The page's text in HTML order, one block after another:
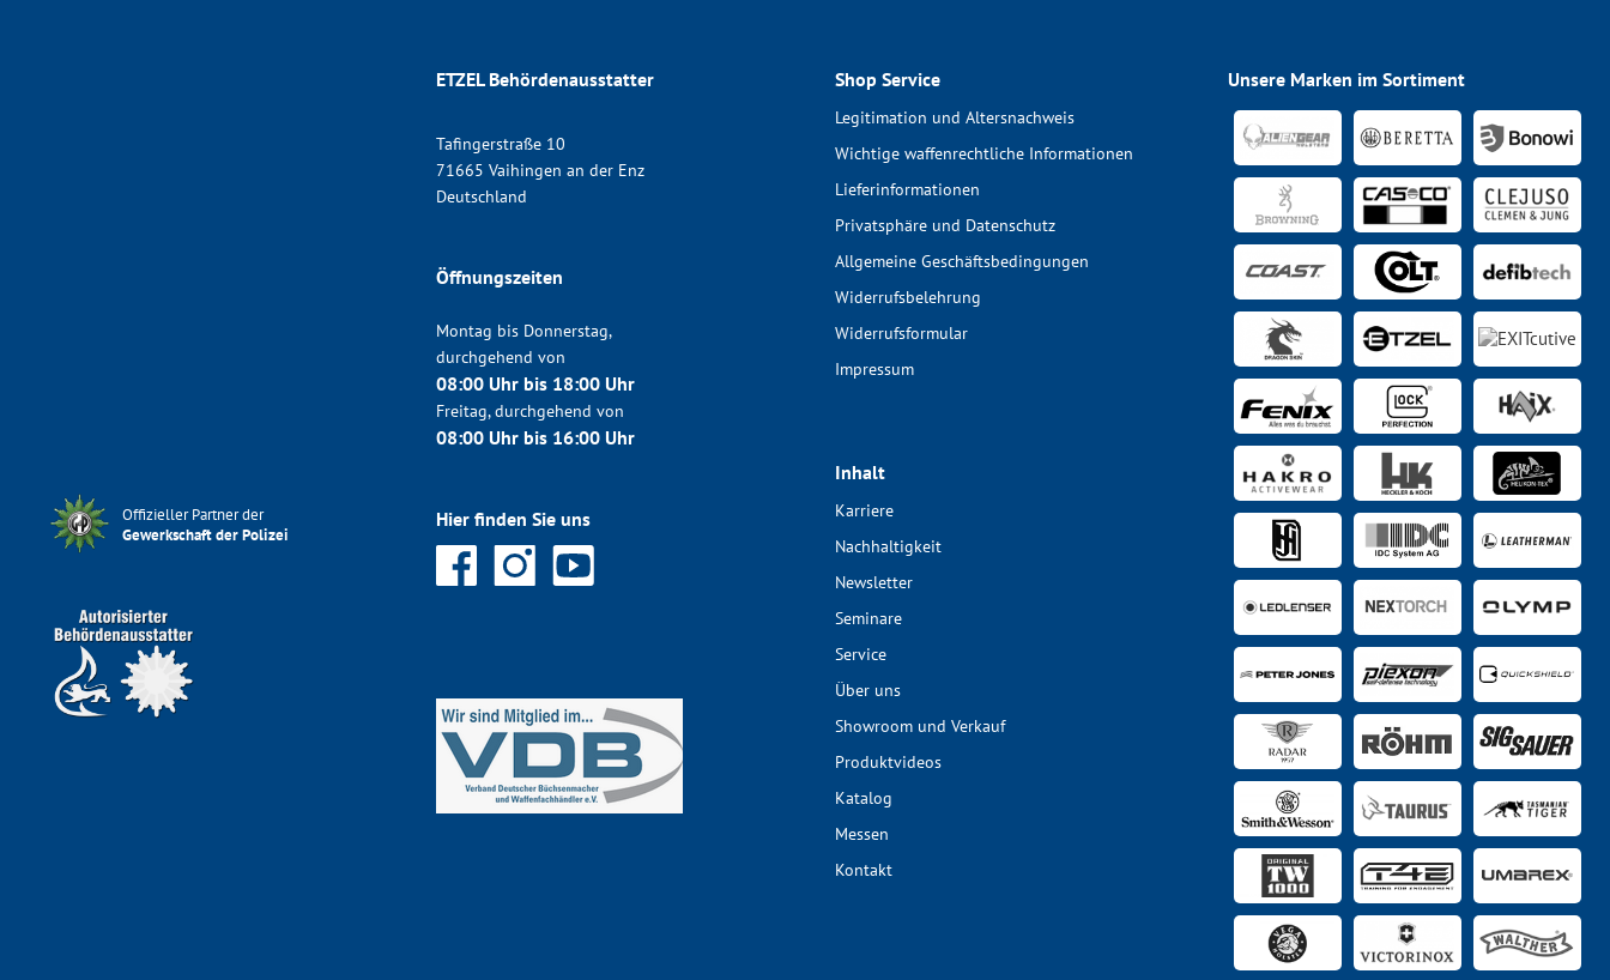
Offizieller Partner der
Gewerkschaft der Polizei
ETZEL Behördenausstatter
Tafingerstraße 10
71665 Vaihingen an der Enz
Deutschland
Öffnungszeiten
Montag bis Donnerstag,
durchgehend von
08:00 Uhr bis 18:00 Uhr
Freitag, durchgehend von
08:00 Uhr bis 16:00 Uhr
Hier finden Sie uns
Shop Service
Legitimation und Altersnachweis
Wichtige waffenrechtliche Informationen
Lieferinformationen
Privatsphäre und Datenschutz
Allgemeine Geschäftsbedingungen
Widerrufsbelehrung
Widerrufsformular
Impressum
Inhalt
Karriere
Nachhaltigkeit
Newsletter
Seminare
Service
Über uns
Showroom und Verkauf
Produktvideos
Katalog
Messen
Kontakt
Unsere Marken im Sortiment